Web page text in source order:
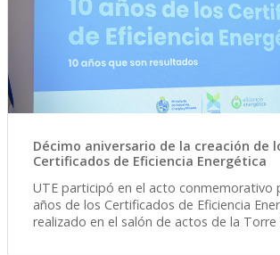
Décimo aniversario de la creación de
Certificados de Eficiencia Energética
UTE participó en el acto conmemorativo
años de los Certificados de Eficiencia
realizado en el salón de actos de la Torre